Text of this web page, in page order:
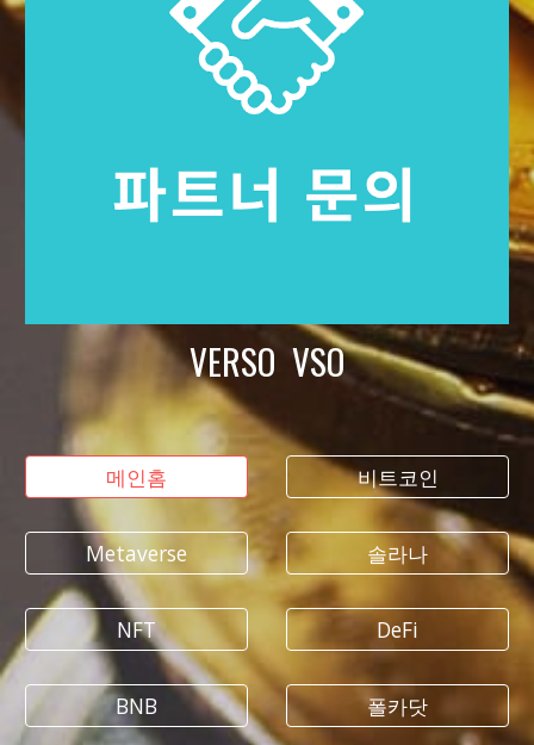
VERSO VSO
메인홈
Metaverse
NFT
BNB
비트코인
솔라나
DeFi
폴카닷